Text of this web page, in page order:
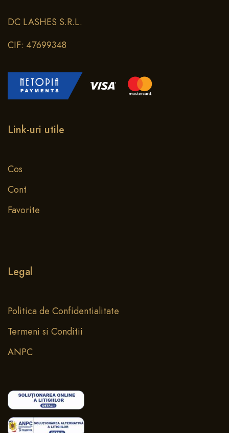
DC LASHES S.R.L.
CIF: 47699348
Link-uri utile
Cos
Cont
Favorite
Legal
Politica de Confidentialitate
Termeni si Conditii
ANPC